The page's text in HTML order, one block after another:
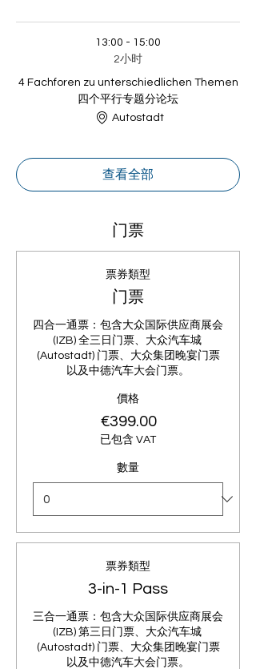
13:00 - 15:00
2小时
4 Fachforen zu unterschiedlichen Themen
四个平行专题分论坛
Autostadt
查看全部
门票
票券類型
门票
四合一通票：包含大众国际供应商展会
(IZB) 全三日门票、大众汽车城
(Autostadt) 门票、大众集团晚宴门票
以及中德汽车大会门票。
價格
€399.00
已包含 VAT
數量
票券類型
3-in-1 Pass
三合一通票：包含大众国际供应商展会
(IZB) 第三日门票、大众汽车城
(Autostadt) 门票、大众集团晚宴门票
以及中德汽车大会门票。